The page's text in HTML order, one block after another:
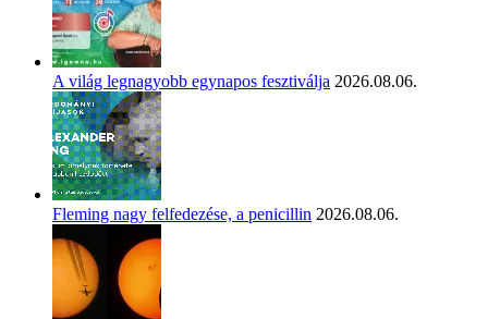
A világ legnagyobb egynapos fesztiválja 2026.08.06.
Fleming nagy felfedezése, a penicillin 2026.08.06.